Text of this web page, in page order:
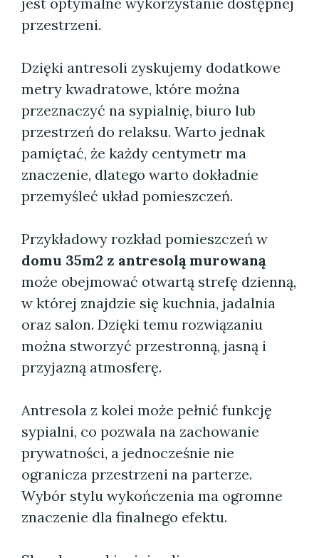
przestrzeni.
Dzięki antresoli zyskujemy dodatkowe
metry kwadratowe, które można
przeznaczyć na sypialnię, biuro lub
przestrzeń do relaksu. Warto jednak
pamiętać, że każdy centymetr ma
znaczenie, dlatego warto dokładnie
przemyśleć układ pomieszczeń.
Przykładowy rozkład pomieszczeń w
domu 35m2 z antresolą murowaną
może obejmować otwartą strefę dzienną,
w której znajdzie się kuchnia, jadalnia
oraz salon. Dzięki temu rozwiązaniu
można stworzyć przestronną, jasną i
przyjazną atmosferę.
Antresola z kolei może pełnić funkcję
sypialni, co pozwala na zachowanie
prywatności, a jednocześnie nie
ogranicza przestrzeni na parterze.
Wybór stylu wykończenia ma ogromne
znaczenie dla finalnego efektu.